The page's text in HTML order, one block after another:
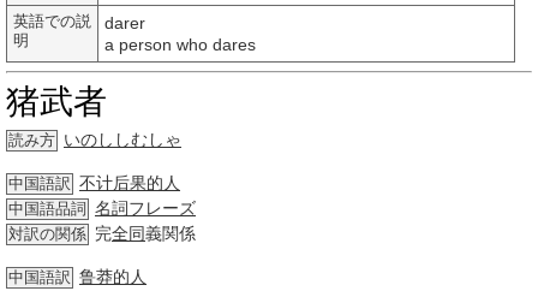
英語での説
明
darer
a person who dares
猪武者
読み方 いのししむしゃ
中国語訳 不计后果的人
中国語品詞 名詞フレーズ
対訳の関係 完全同義関係
中国語訳 鲁莽的人